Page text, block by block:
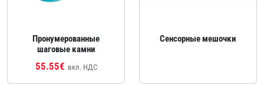
Пронумерованные
шаговые камни
55.55€ вкл. НДС
Сенсорные мешочки